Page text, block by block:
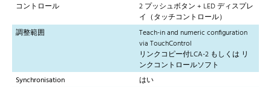
コントロール
2 プッシュボタン + LED ディスプレ
イ（タッチコントロール）
調整範囲
Teach-in and numeric configuration
via TouchControl
リンクコピー付LCA-2 もしくは リ
ンクコントロールソフト
Synchronisation
はい